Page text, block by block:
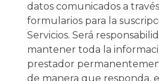
datos comunicados a
formularios para la
Servicios. Será
mantener toda la
prestador
de manera que responda,